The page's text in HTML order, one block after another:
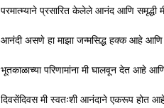
परमात्म्याने प्रसारित केलेले आनंद आणि समृद्धी
आनंदी असणे हा माझा जन्मसिद्ध हक्क आहे
भूतकाळाच्या परिणामांना मी घालवून देत आहे
दिवसेंदिवस मी स्वतःशी आनंदाने एकरूप होत